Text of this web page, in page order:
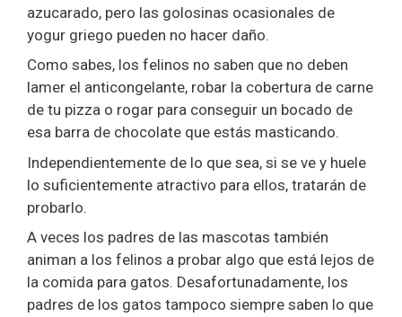
azucarado, pero las golosinas ocasionales de
yogur griego pueden no hacer daño.
Como sabes, los felinos no saben que no deben
lamer el anticongelante, robar la cobertura de carne
de tu pizza o rogar para conseguir un bocado de
esa barra de chocolate que estás masticando.
Independientemente de lo que sea, si se ve y huele
lo suficientemente atractivo para ellos, tratarán de
probarlo.
A veces los padres de las mascotas también
animan a los felinos a probar algo que está lejos de
la comida para gatos. Desafortunadamente, los
padres de los gatos tampoco siempre saben lo que